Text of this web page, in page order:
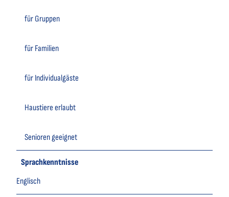
für Gruppen
für Familien
für Individualgäste
Haustiere erlaubt
Senioren geeignet
Sprachkenntnisse
Englisch